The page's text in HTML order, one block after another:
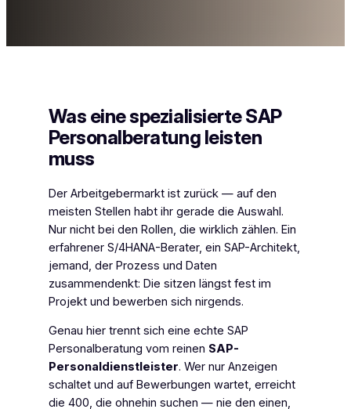
Was eine spezialisierte SAP
Personalberatung leisten
muss
Der Arbeitgebermarkt ist zurück — auf den
meisten Stellen habt ihr gerade die Auswahl.
Nur nicht bei den Rollen, die wirklich zählen. Ein
erfahrener S/4HANA-Berater, ein SAP-Architekt,
jemand, der Prozess und Daten
zusammendenkt: Die sitzen längst fest im
Projekt und bewerben sich nirgends.
Genau hier trennt sich eine echte SAP
Personalberatung vom reinen SAP-
Personaldienstleister. Wer nur Anzeigen
schaltet und auf Bewerbungen wartet, erreicht
die 400, die ohnehin suchen — nie den einen,